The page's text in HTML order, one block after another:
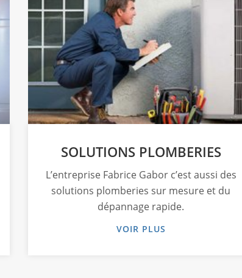
SOLUTIONS PLOMBERIES
L’entreprise Fabrice Gabor c’est aussi des
solutions plomberies sur mesure et du
dépannage rapide.
VOIR PLUS